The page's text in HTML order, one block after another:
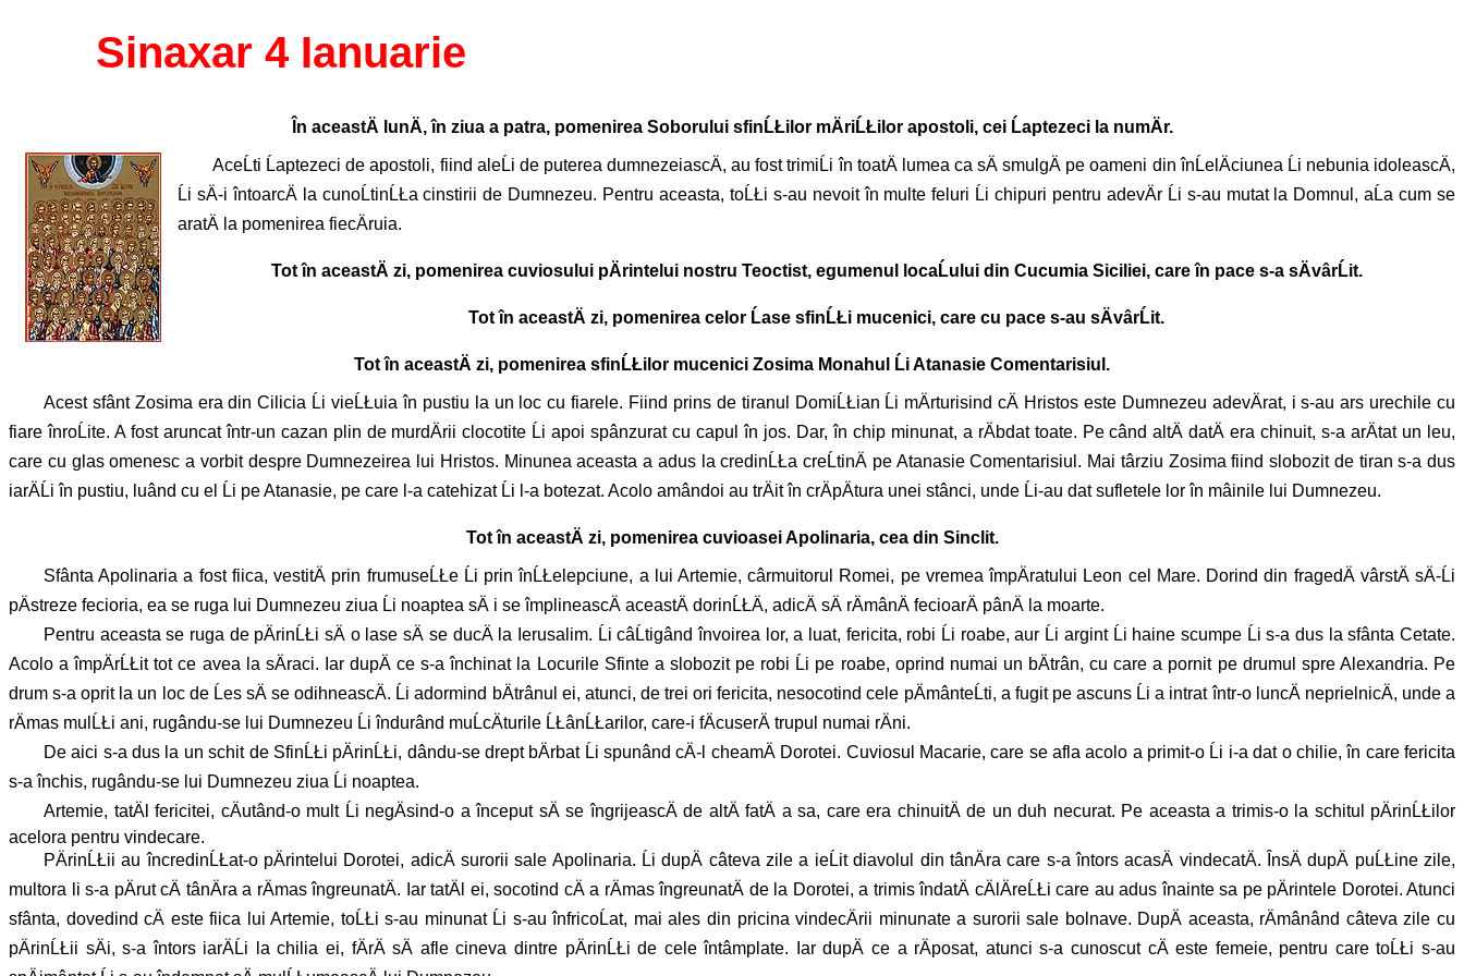
Sinaxar 4 Ianuarie
În aceastÄ lunÄ, în ziua a patra, pomenirea Soborului sfinĹŁilor mÄriĹŁilor apostoli, cei Ĺaptezeci la numÄr.
AceĹti Ĺaptezeci de apostoli, fiind aleĹi de puterea dumnezeiascÄ, au fost trimiĹi în toatÄ lumea ca sÄ smulgÄ pe oameni din înĹelÄciunea Ĺi nebunia idoleascÄ,
Ĺi sÄ-i întoarcÄ la cunoĹtinĹŁa cinstirii de Dumnezeu. Pentru aceasta, toĹŁi s-au nevoit în multe feluri Ĺi chipuri pentru adevÄr Ĺi s-au mutat la Domnul, aĹa cum se
aratÄ la pomenirea fiecÄruia.
Tot în aceastÄ zi, pomenirea cuviosului pÄrintelui nostru Teoctist, egumenul locaĹului din Cucumia Siciliei, care în pace s-a sÄvârĹit.
Tot în aceastÄ zi, pomenirea celor Ĺase sfinĹŁi mucenici, care cu pace s-au sÄvârĹit.
Tot în aceastÄ zi, pomenirea sfinĹŁilor mucenici Zosima Monahul Ĺi Atanasie Comentarisiul.
Acest sfânt Zosima era din Cilicia Ĺi vieĹŁuia în pustiu la un loc cu fiarele. Fiind prins de tiranul DomiĹŁian Ĺi mÄrturisind cÄ Hristos este Dumnezeu adevÄrat, i s-au ars urechile cu
fiare înroĹite. A fost aruncat într-un cazan plin de murdÄrii clocotite Ĺi apoi spânzurat cu capul în jos. Dar, în chip minunat, a rÄbdat toate. Pe când altÄ datÄ era chinuit, s-a arÄtat un leu,
care cu glas omenesc a vorbit despre Dumnezeirea lui Hristos. Minunea aceasta a adus la credinĹŁa creĹtinÄ pe Atanasie Comentarisiul. Mai târziu Zosima fiind slobozit de tiran s-a dus
iarÄĹi în pustiu, luând cu el Ĺi pe Atanasie, pe care l-a catehizat Ĺi l-a botezat. Acolo amândoi au trÄit în crÄpÄtura unei stânci, unde Ĺi-au dat sufletele lor în mâinile lui Dumnezeu.
Tot în aceastÄ zi, pomenirea cuvioasei Apolinaria, cea din Sinclit.
Sfânta Apolinaria a fost fiica, vestitÄ prin frumuseĹŁe Ĺi prin înĹŁelepciune, a lui Artemie, cârmuitorul Romei, pe vremea împÄratului Leon cel Mare. Dorind din fragedÄ vârstÄ sÄ-Ĺi
pÄstreze fecioria, ea se ruga lui Dumnezeu ziua Ĺi noaptea sÄ i se împlineascÄ aceastÄ dorinĹŁÄ, adicÄ sÄ rÄmânÄ fecioarÄ pânÄ la moarte.
Pentru aceasta se ruga de pÄrinĹŁi sÄ o lase sÄ se ducÄ la Ierusalim. Ĺi câĹtigând învoirea lor, a luat, fericita, robi Ĺi roabe, aur Ĺi argint Ĺi haine scumpe Ĺi s-a dus la sfânta Cetate.
Acolo a împÄrĹŁit tot ce avea la sÄraci. Iar dupÄ ce s-a închinat la Locurile Sfinte a slobozit pe robi Ĺi pe roabe, oprind numai un bÄtrân, cu care a pornit pe drumul spre Alexandria. Pe
drum s-a oprit la un loc de Ĺes sÄ se odihneascÄ. Ĺi adormind bÄtrânul ei, atunci, de trei ori fericita, nesocotind cele pÄmânteĹti, a fugit pe ascuns Ĺi a intrat într-o luncÄ neprielnicÄ, unde a
rÄmas mulĹŁi ani, rugându-se lui Dumnezeu Ĺi îndurând muĹcÄturile ĹŁânĹŁarilor, care-i fÄcuserÄ trupul numai rÄni.
De aici s-a dus la un schit de SfinĹŁi pÄrinĹŁi, dându-se drept bÄrbat Ĺi spunând cÄ-l cheamÄ Dorotei. Cuviosul Macarie, care se afla acolo a primit-o Ĺi i-a dat o chilie, în care fericita
s-a închis, rugându-se lui Dumnezeu ziua Ĺi noaptea.
Artemie, tatÄl fericitei, cÄutând-o mult Ĺi negÄsind-o a început sÄ se îngrijeascÄ de altÄ fatÄ a sa, care era chinuitÄ de un duh necurat. Pe aceasta a trimis-o la schitul pÄrinĹŁilor
acelora pentru vindecare.
PÄrinĹŁii au încredinĹŁat-o pÄrintelui Dorotei, adicÄ surorii sale Apolinaria. Ĺi dupÄ câteva zile a ieĹit diavolul din tânÄra care s-a întors acasÄ vindecatÄ. ÎnsÄ dupÄ puĹŁine zile,
multora li s-a pÄrut cÄ tânÄra a rÄmas îngreunatÄ. Iar tatÄl ei, socotind cÄ a rÄmas îngreunatÄ de la Dorotei, a trimis îndatÄ cÄlÄreĹŁi care au adus înainte sa pe pÄrintele Dorotei. Atunci
sfânta, dovedind cÄ este fiica lui Artemie, toĹŁi s-au minunat Ĺi s-au înfricoĹat, mai ales din pricina vindecÄrii minunate a surorii sale bolnave. DupÄ aceasta, rÄmânând câteva zile cu
pÄrinĹŁii sÄi, s-a întors iarÄĹi la chilia ei, fÄrÄ sÄ afle cineva dintre pÄrinĹŁi de cele întâmplate. Iar dupÄ ce a rÄposat, atunci s-a cunoscut cÄ este femeie, pentru care toĹŁi s-au